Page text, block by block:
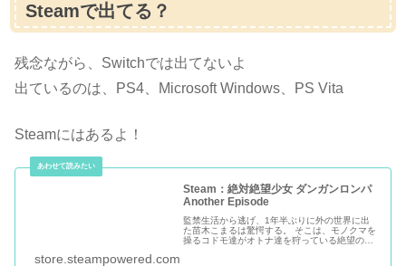
Steamで出てる？
残念ながら、Switchでは出てないよ
出ているのは、PS4、Microsoft Windows、PS Vita
Steamにはあるよ！
Steam：絶対絶望少女 ダンガンロンパ
Another Episode
監禁生活から逃げ、1年半ぶりに外の世界に出
た苗木こまるは驚愕する。 そこは、モノクマを
操るコドモ達がオトナ達を狩っている絶望の世
store.steampowered.com